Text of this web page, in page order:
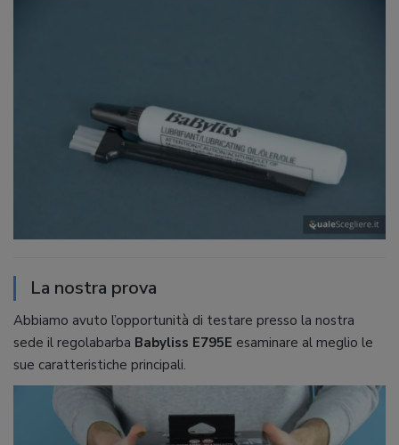
La nostra prova
Abbiamo avuto l’opportunità di testare presso la nostra
sede il regolabarba Babyliss E795E esaminare al meglio le
sue caratteristiche principali.